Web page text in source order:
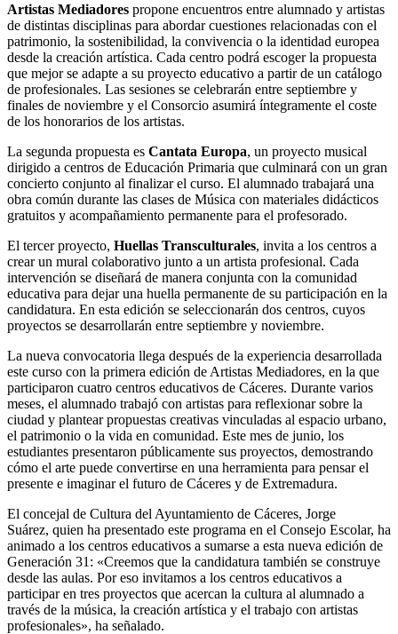
Artistas Mediadores propone encuentros entre alumnado y artistas
de distintas disciplinas para abordar cuestiones relacionadas con el
patrimonio, la sostenibilidad, la convivencia o la identidad europea
desde la creación artística. Cada centro podrá escoger la propuesta
que mejor se adapte a su proyecto educativo a partir de un catálogo
de profesionales. Las sesiones se celebrarán entre septiembre y
finales de noviembre y el Consorcio asumirá íntegramente el coste
de los honorarios de los artistas.
La segunda propuesta es Cantata Europa, un proyecto musical
dirigido a centros de Educación Primaria que culminará con un gran
concierto conjunto al finalizar el curso. El alumnado trabajará una
obra común durante las clases de Música con materiales didácticos
gratuitos y acompañamiento permanente para el profesorado.
El tercer proyecto, Huellas Transculturales, invita a los centros a
crear un mural colaborativo junto a un artista profesional. Cada
intervención se diseñará de manera conjunta con la comunidad
educativa para dejar una huella permanente de su participación en la
candidatura. En esta edición se seleccionarán dos centros, cuyos
proyectos se desarrollarán entre septiembre y noviembre.
La nueva convocatoria llega después de la experiencia desarrollada
este curso con la primera edición de Artistas Mediadores, en la que
participaron cuatro centros educativos de Cáceres. Durante varios
meses, el alumnado trabajó con artistas para reflexionar sobre la
ciudad y plantear propuestas creativas vinculadas al espacio urbano,
el patrimonio o la vida en comunidad. Este mes de junio, los
estudiantes presentaron públicamente sus proyectos, demostrando
cómo el arte puede convertirse en una herramienta para pensar el
presente e imaginar el futuro de Cáceres y de Extremadura.
El concejal de Cultura del Ayuntamiento de Cáceres, Jorge
Suárez, quien ha presentado este programa en el Consejo Escolar, ha
animado a los centros educativos a sumarse a esta nueva edición de
Generación 31: «Creemos que la candidatura también se construye
desde las aulas. Por eso invitamos a los centros educativos a
participar en tres proyectos que acercan la cultura al alumnado a
través de la música, la creación artística y el trabajo con artistas
profesionales», ha señalado.